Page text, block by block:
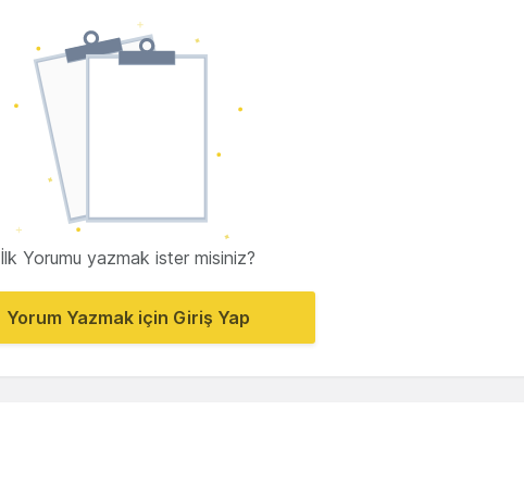
İlk Yorumu yazmak ister misiniz?
Yorum Yazmak için Giriş Yap